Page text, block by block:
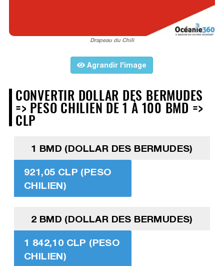
Drapeau du Chili
Agrandir l'image
CONVERTIR DOLLAR DES BERMUDES
=> PESO CHILIEN DE 1 À 100 BMD =>
CLP
1 BMD (DOLLAR DES BERMUDES)
921,05 CLP (PESO
CHILIEN)
2 BMD (DOLLAR DES BERMUDES)
1 842,10 CLP (PESO
CHILIEN)